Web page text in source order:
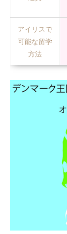
アイリスで
可能な留学
方法